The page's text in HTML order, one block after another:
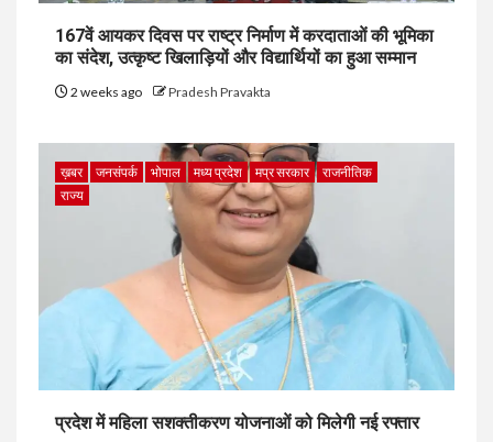
167वें आयकर दिवस पर राष्ट्र निर्माण में करदाताओं की भूमिका
का संदेश, उत्कृष्ट खिलाड़ियों और विद्यार्थियों का हुआ सम्मान
2 weeks ago Pradesh Pravakta
ख़बर जनसंपर्क भोपाल मध्य प्रदेश मप्र सरकार
राजनीतिक
राज्य
प्रदेश में महिला सशक्तीकरण योजनाओं को मिलेगी नई रफ्तार